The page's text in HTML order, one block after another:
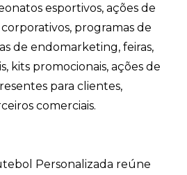
esportivos, ações de
programas de
de endomarketing, feiras,
kits promocionais, ações de
para clientes,
comerciais.
Personalizada reúne